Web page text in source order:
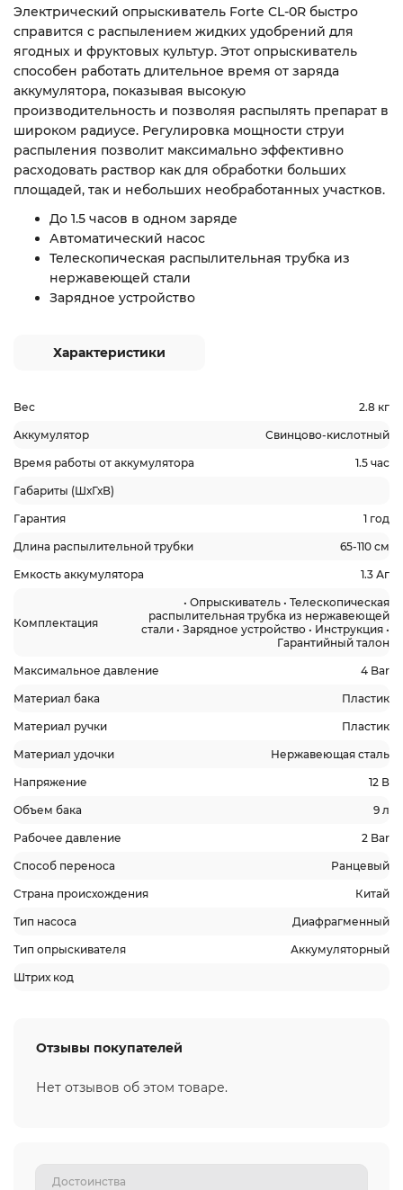
Электрический опрыскиватель Forte CL-0R быстро
справится с распылением жидких удобрений для
ягодных и фруктовых культур. Этот опрыскиватель
способен работать длительное время от заряда
аккумулятора, показывая высокую
производительность и позволяя распылять препарат в
широком радиусе. Регулировка мощности струи
распыления позволит максимально эффективно
расходовать раствор как для обработки больших
площадей, так и небольших необработанных участков.
До 1.5 часов в одном заряде
Автоматический насос
Телескопическая распылительная трубка из
нержавеющей стали
Зарядное устройство
Характеристики
Вес 2.8 кг
Аккумулятор Свинцово-кислотный
Время работы от аккумулятора 1.5 час
Габариты (ШхГхВ)
Гарантия 1 год
Длина распылительной трубки 65-110 см
Емкость аккумулятора 1.3 Аг
Комплектация
• Опрыскиватель • Телескопическая
распылительная трубка из нержавеющей
стали • Зарядное устройство • Инструкция •
Гарантийный талон
Максимальное давление 4 Bar
Материал бака Пластик
Материал ручки Пластик
Материал удочки Нержавеющая сталь
Напряжение 12 В
Объем бака 9 л
Рабочее давление 2 Bar
Способ переноса Ранцевый
Страна происхождения Китай
Тип насоса Диафрагменный
Тип опрыскивателя Аккумуляторный
Штрих код
Отзывы покупателей
Нет отзывов об этом товаре.